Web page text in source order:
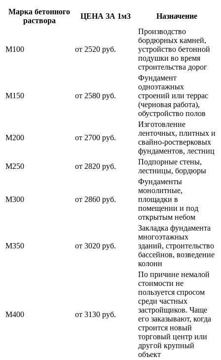
Марка бетонного
раствора
ЦЕНА ЗА 1м3 Назначение
М100 от 2520 руб.
Производство
бордюрных камней,
устройство бетонной
подушки во время
строительства дорог
М150 от 2580 руб.
Фундамент
одноэтажных
строений или террас
(черновая работа),
обустройство полов
М200 от 2700 руб.
Изготовление
ленточных, плитных и
свайно-ростверковых
фундаментов, лестниц
М250
от 2820 руб.
Подпорные стены,
лестницы, бордюры
М300 от 2860 руб.
Фундаменты
монолитные,
площадки в
помещении и под
открытым небом
М350 от 3020 руб.
Закладка фундамента
многоэтажных
зданий, строительство
бассейнов, возведение
колонн
М400 от 3130 руб.
По причине немалой
стоимости не
пользуется спросом
среди частных
застройщиков. Чаще
его заказывают, когда
строится новый
торговый центр или
другой крупный
объект